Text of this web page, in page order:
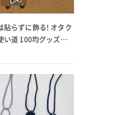
貼らずに飾る! オタク
い道 100均グッズで